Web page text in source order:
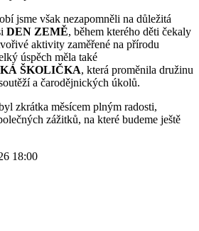
jsme však nezapomněli na důležitá
DEN ZEMĚ, během kterého děti čekaly
aktivity zaměřené na přírodu
úspěch měla také
ŠKOLIČKA, která proměnila družinu
a čarodějnických úkolů.
zkrátka měsícem plným radosti,
zážitků, na které budeme ještě
18:00